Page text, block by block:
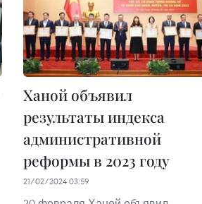
Ханой объявил
результаты индекса
административной
реформы в 2023 году
21/02/2024 03:59